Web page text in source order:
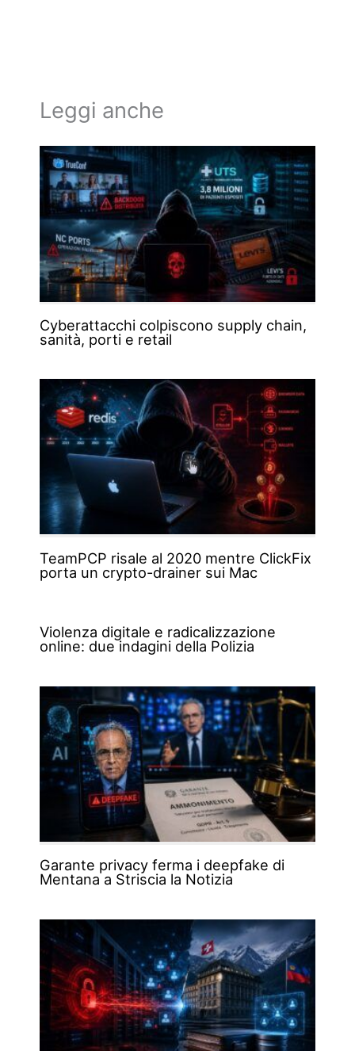
Leggi anche
Cyberattacchi colpiscono supply chain,
sanità, porti e retail
TeamPCP risale al 2020 mentre ClickFix
porta un crypto-drainer sui Mac
Violenza digitale e radicalizzazione
online: due indagini della Polizia
Garante privacy ferma i deepfake di
Mentana a Striscia la Notizia